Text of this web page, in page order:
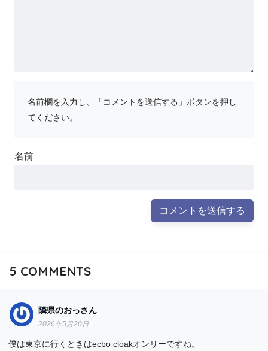
名前欄を入力し、「コメントを送信する」ボタンを押し
てください。
名前
5 COMMENTS
隣県のおっさん
2026年5月20日
僕は東京に行くときはecbo cloakオンリーですね。